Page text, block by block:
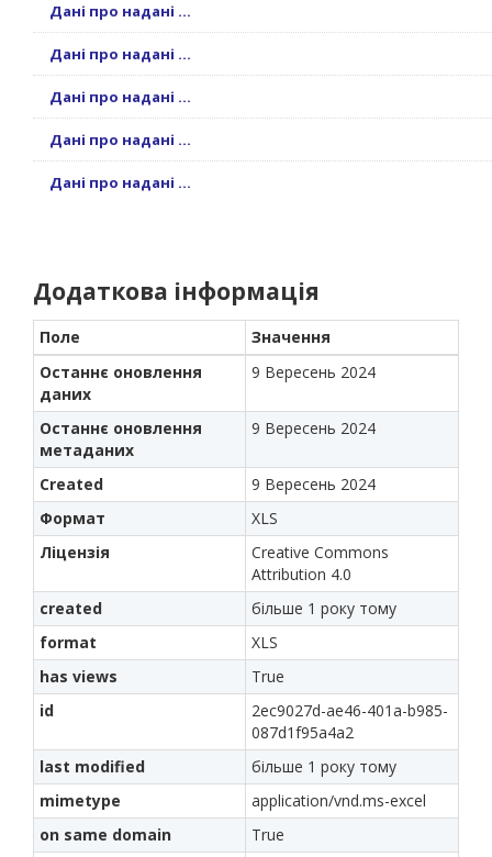
Дані про надані ...
Дані про надані ...
Дані про надані ...
Дані про надані ...
Дані про надані ...
Додаткова інформація
Поле
Значення
Останнє оновлення
даних
9 Вересень 2024
Останнє оновлення
метаданих
9 Вересень 2024
Created
9 Вересень 2024
Формат
XLS
Ліцензія
Creative Commons
Attribution 4.0
created
більше 1 року тому
format
XLS
has views
True
id
2ec9027d-ae46-401a-b985-
087d1f95a4a2
last modified
більше 1 року тому
mimetype
application/vnd.ms-excel
on same domain
True